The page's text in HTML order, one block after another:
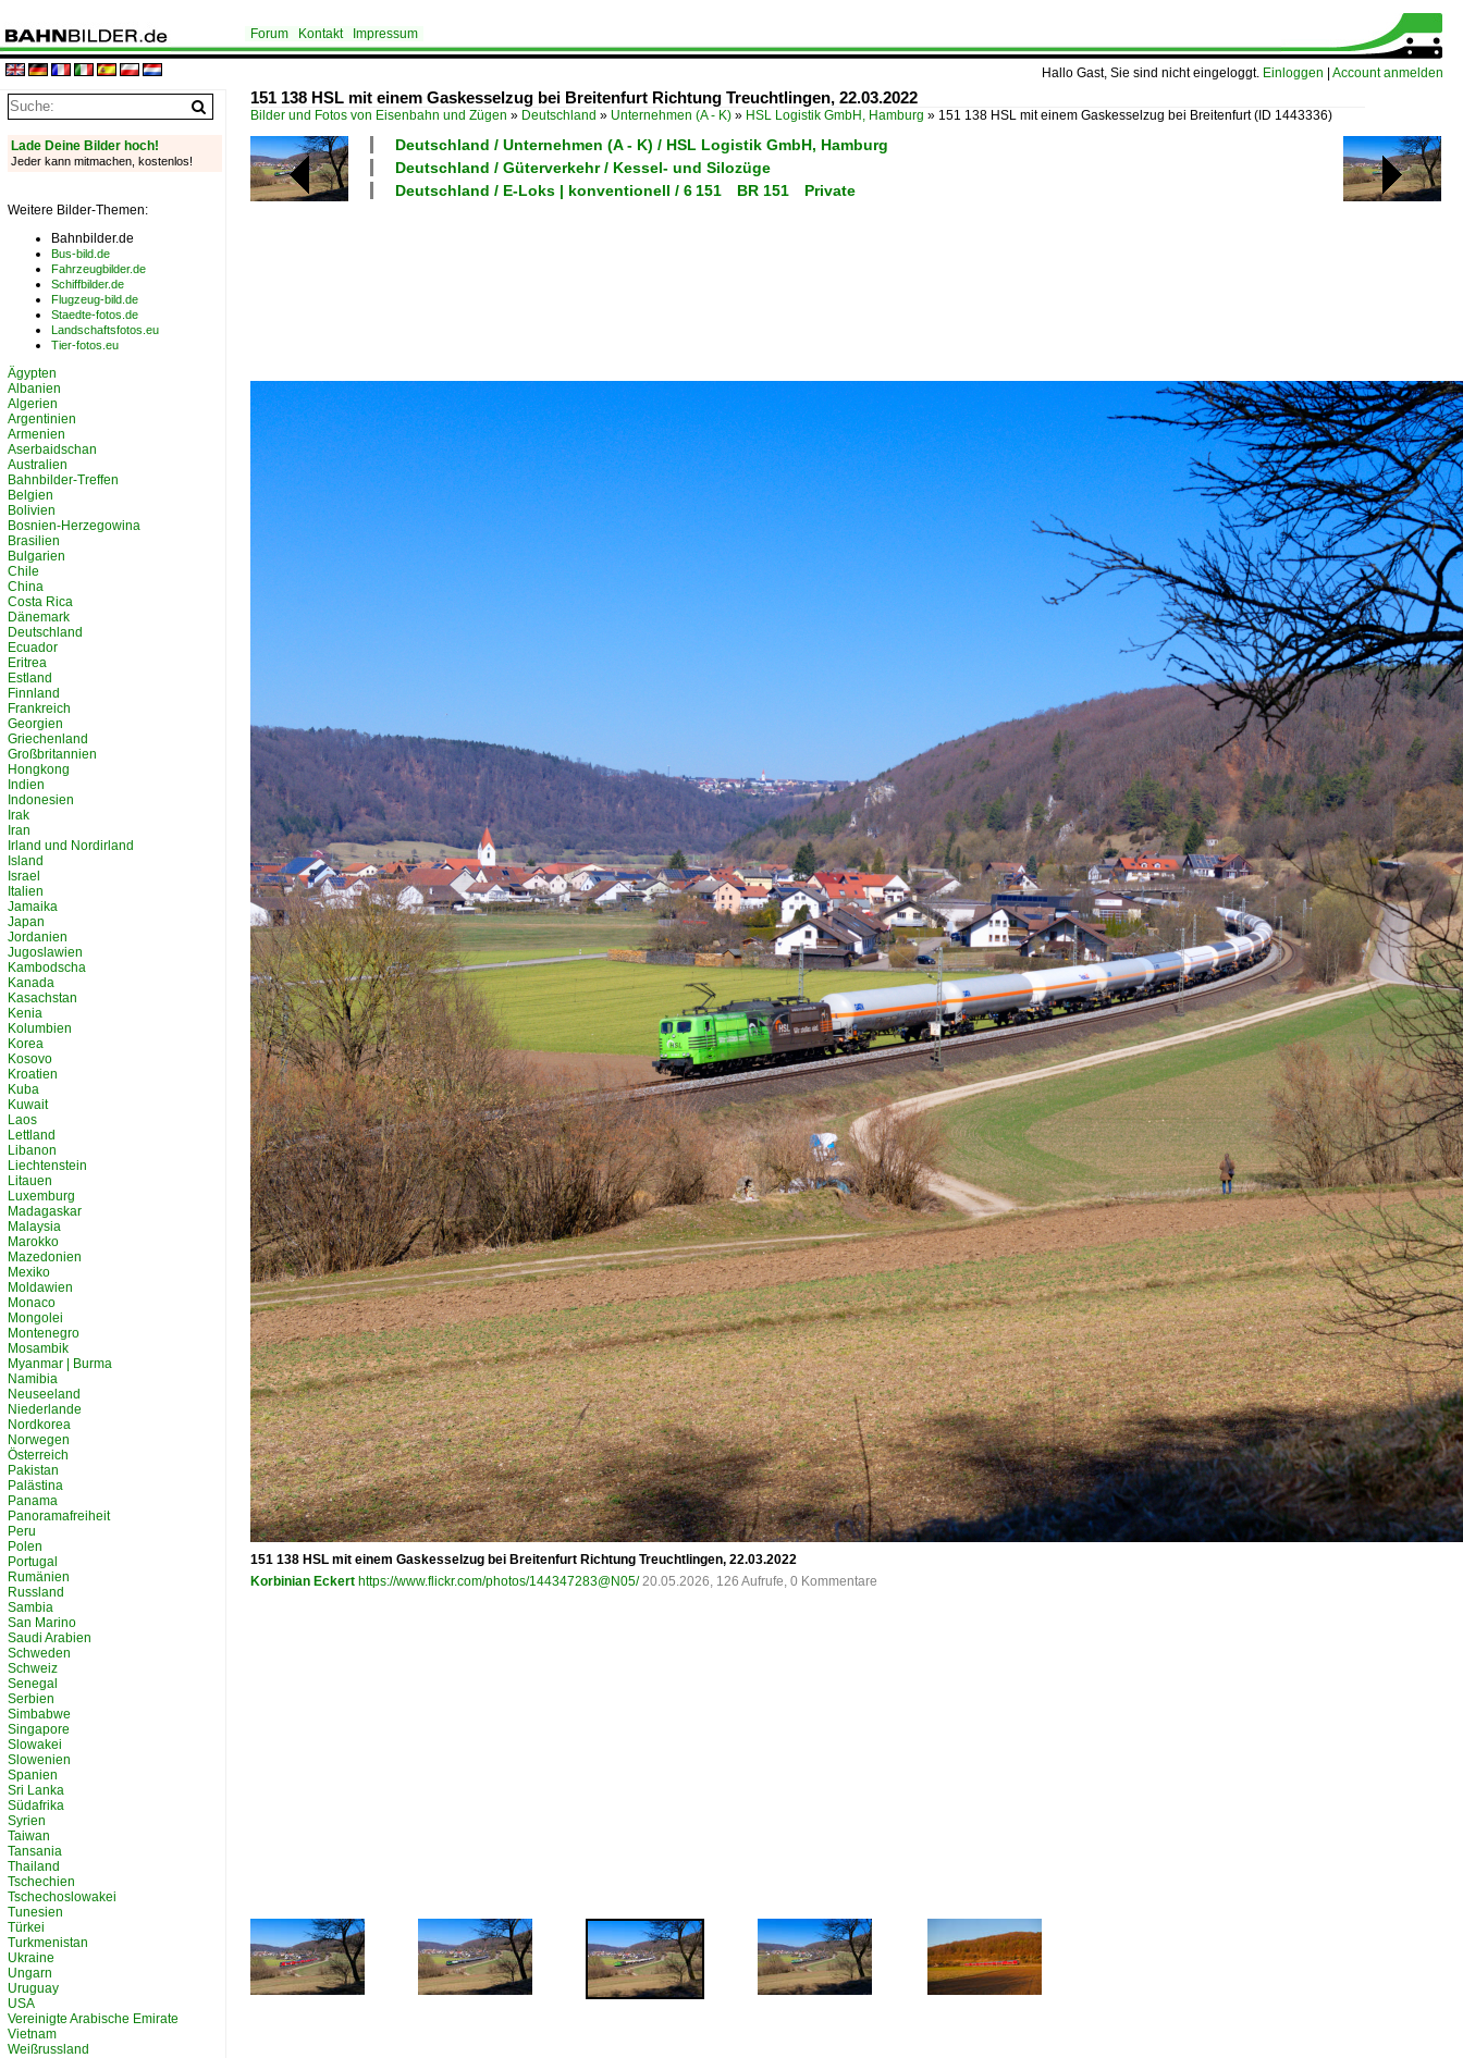
Hallo Gast, Sie sind nicht eingeloggt. Einloggen Account anmelden
Forum Kontakt Impressum
151 138 HSL mit einem Gaskesselzug bei Breitenfurt Richtung Treuchtlingen, 22.03.2022
Bilder und Fotos von Eisenbahn und Zügen » Deutschland » Unternehmen (A - K) » HSL Logistik GmbH, Hamburg » 151 138 HSL mit einem Gaskesselzug bei Breitenfurt(ID 1443336)
Deutschland / Unternehmen (A - K) / HSL Logistik GmbH, Hamburg
Deutschland / Güterverkehr / Kessel- und Silozüge
Deutschland / E-Loks | konventionell / 6 151 BR 151 Private
151 138 HSL mit einem Gaskesselzug bei Breitenfurt Richtung Treuchtlingen, 22.03.2022
Korbinian Eckert https://www.flickr.com/photos/144347283@N05/ 20.05.2026, 126 Aufrufe, 0 Kommentare
Lade Deine Bilder hoch!
Jeder kann mitmachen, kostenlos!
Weitere Bilder-Themen:
Bahnbilder.de
Bus-bild.de
Fahrzeugbilder.de
Schiffbilder.de
Flugzeug-bild.de
Staedte-fotos.de
Landschaftsfotos.eu
Tier-fotos.eu
Ägypten
Albanien
Algerien
Argentinien
Armenien
Aserbaidschan
Australien
Bahnbilder-Treffen
Belgien
Bolivien
Bosnien-Herzegowina
Brasilien
Bulgarien
Chile
China
Costa Rica
Dänemark
Deutschland
Ecuador
Eritrea
Estland
Finnland
Frankreich
Georgien
Griechenland
Großbritannien
Hongkong
Indien
Indonesien
Irak
Iran
Irland und Nordirland
Island
Israel
Italien
Jamaika
Japan
Jordanien
Jugoslawien
Kambodscha
Kanada
Kasachstan
Kenia
Kolumbien
Korea
Kosovo
Kroatien
Kuba
Kuwait
Laos
Lettland
Libanon
Liechtenstein
Litauen
Luxemburg
Madagaskar
Malaysia
Marokko
Mazedonien
Mexiko
Moldawien
Monaco
Mongolei
Montenegro
Mosambik
Myanmar | Burma
Namibia
Neuseeland
Niederlande
Nordkorea
Norwegen
Österreich
Pakistan
Palästina
Panama
Panoramafreiheit
Peru
Polen
Portugal
Rumänien
Russland
Sambia
San Marino
Saudi Arabien
Schweden
Schweiz
Senegal
Serbien
Simbabwe
Singapore
Slowakei
Slowenien
Spanien
Sri Lanka
Südafrika
Syrien
Taiwan
Tansania
Thailand
Tschechien
Tschechoslowakei
Tunesien
Türkei
Turkmenistan
Ukraine
Ungarn
Uruguay
USA
Vereinigte Arabische Emirate
Vietnam
Weißrussland